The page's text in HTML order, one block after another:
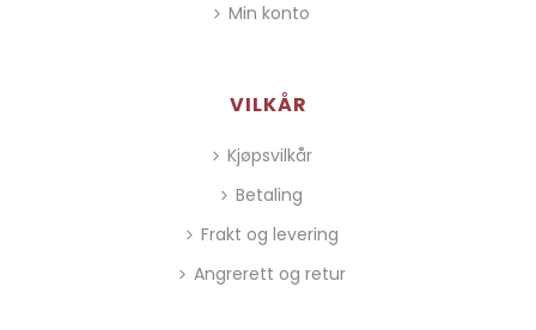
Min konto
VILKÅR
Kjøpsvilkår
Betaling
Frakt og levering
Angrerett og retur